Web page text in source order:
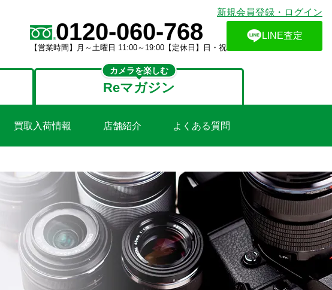
新規会員登録・ログイン
0120-060-768
【営業時間】月～土曜日 11:00～19:00【定休日】日・祝
LINE査定
Reマガジン
カメラを楽しむ
買取入荷情報 店舗紹介 よくある質問